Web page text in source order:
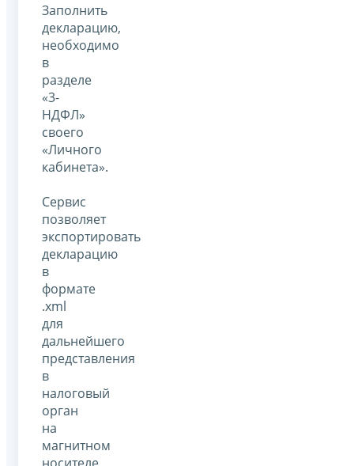
Заполнить
декларацию,
необходимо
в
разделе
«3-
НДФЛ»
своего
«Личного
кабинета».
Cервис
позволяет
экспортировать
декларацию
в
формате
.xml
для
дальнейшего
представления
в
налоговый
орган
на
магнитном
носителе,